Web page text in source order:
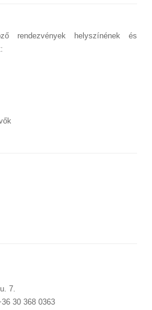
rendezvények helyszínének és
7.
30 368 0363